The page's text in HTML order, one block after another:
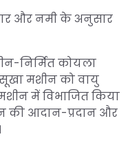
और नमी के अनुसार
निर्मित कोयला
मशीन को वायु
में विभाजित किया
की आदान-प्रदान और